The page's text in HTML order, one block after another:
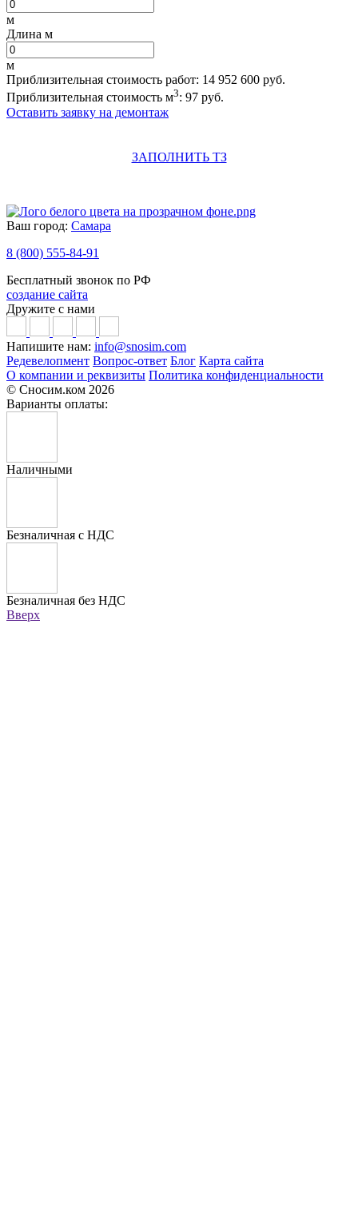
м
Длина м
м
Приблизительная стоимость работ: 14 952 600 руб.
Приблизительная стоимость м3: 97 руб.
Оставить заявку на демонтаж
ЗАПОЛНИТЬ ТЗ
Ваш город: Самара
8 (800) 555-84-91
Бесплатный звонок по РФ
создание сайта
Дружите с нами
Напишите нам: info@snosim.com
Редевелопмент Вопрос-ответ Блог Карта сайта
О компании и реквизиты Политика конфиденциальности
© Сносим.ком 2026
Варианты оплаты:
Наличными
Безналичная с НДС
Безналичная без НДС
Вверх